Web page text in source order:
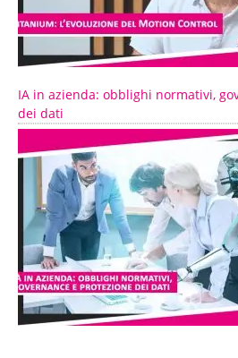
IA in azienda: obblighi normativi,
dei dati